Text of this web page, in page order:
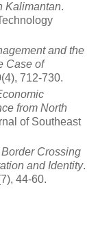
Kalimantan.
and the
Case of
712-730.
from North
of Southeast
Crossing
and Identity.
44-60.